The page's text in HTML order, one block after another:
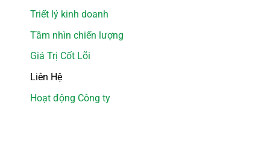
Triết lý kinh doanh
Tầm nhìn chiến lượng
Giá Trị Cốt Lõi
Liên Hệ
Hoạt động Công ty